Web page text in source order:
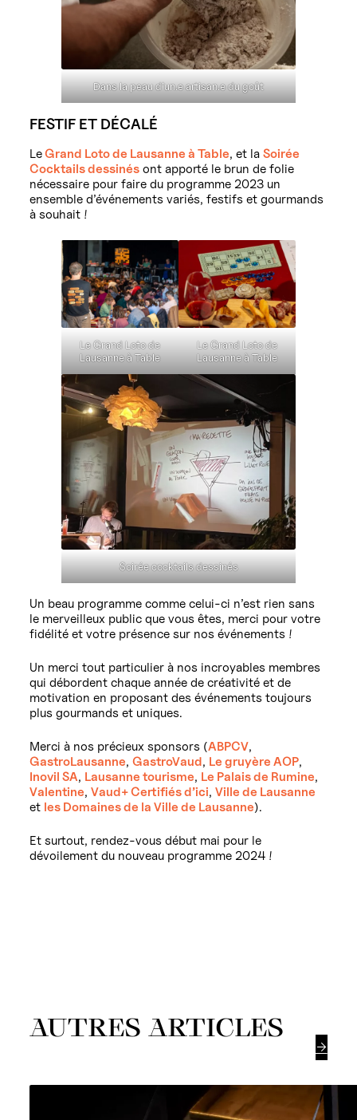
Dans la peau d’un.e artisan.e du goût
FESTIF ET DÉCALÉ
LeGrand Loto de Lausanne à Table, et laSoirée
Cocktails dessinés ont apporté le brun de folie
nécessaire pour faire du programme 2023 un
ensemble d’événements variés, festifs et gourmands
à souhait !
Le Grand Loto de
Lausanne à Table
Le Grand Loto de
Lausanne à Table
Soirée cocktails dessinés
Un beau programme comme celui-ci n’est rien sans
le merveilleux public que vous êtes, merci pour votre
fidélité et votre présence sur nos événements !
Un merci tout particulier à nos incroyables membres
qui débordent chaque année de créativité et de
motivation en proposant des événements toujours
plus gourmands et uniques.
Merci à nos précieux sponsors (ABPCV,
GastroLausanne,GastroVaud, Le gruyère AOP,
Inovil SA, Lausanne tourisme, Le Palais de Rumine,
Valentine,Vaud+ Certifiés d’ici,Ville de Lausanne
et les Domaines de la Ville de Lausanne).
Et surtout, rendez-vous début mai pour le
dévoilement du nouveau programme 2024 !
AUTRES ARTICLES
